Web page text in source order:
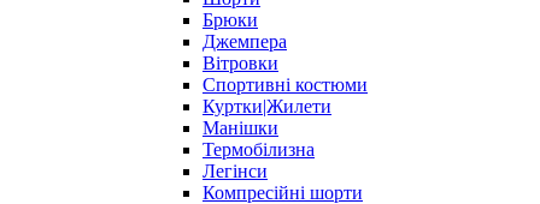
Брюки
Джемпера
Вітровки
Спортивні костюми
Куртки|Жилети
Манішки
Термобілизна
Легінси
Компресійні шорти